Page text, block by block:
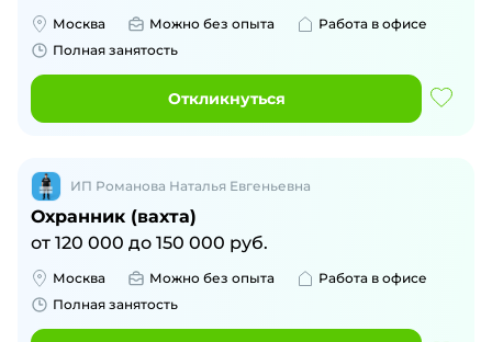
Москва Можно без опыта
Работа в офисе
Полная занятость
Откликнуться
ИП Романова Наталья Евгеньевна
Охранник (вахта)
от 120 000 до 150 000 руб.
Москва Можно без опыта
Работа в офисе
Полная занятость